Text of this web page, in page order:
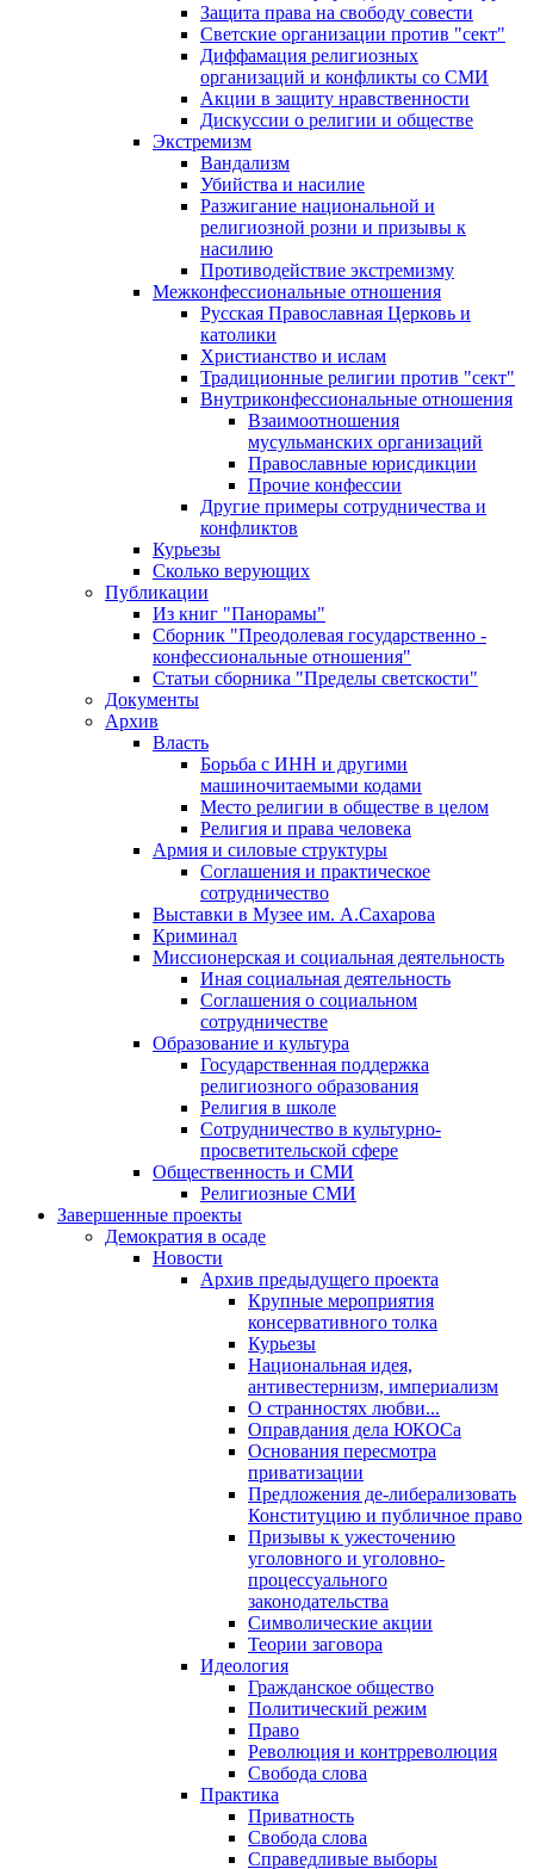
Защита права на свободу совести
Светские организации против "сект"
Диффамация религиозных
организаций и конфликты со СМИ
Акции в защиту нравственности
Дискуссии о религии и обществе
Экстремизм
Вандализм
Убийства и насилие
Разжигание национальной и
религиозной розни и призывы к
насилию
Противодействие экстремизму
Межконфессиональные отношения
Русская Православная Церковь и
католики
Христианство и ислам
Традиционные религии против "сект"
Внутриконфессиональные отношения
Взаимоотношения
мусульманских организаций
Православные юрисдикции
Прочие конфессии
Другие примеры сотрудничества и
конфликтов
Курьезы
Сколько верующих
Публикации
Из книг "Панорамы"
Сборник "Преодолевая государственно -
конфессиональные отношения"
Статьи сборника "Пределы светскости"
Документы
Архив
Власть
Борьба с ИНН и другими
машиночитаемыми кодами
Место религии в обществе в целом
Религия и права человека
Армия и силовые структуры
Соглашения и практическое
сотрудничество
Выставки в Музее им. А.Сахарова
Криминал
Миссионерская и социальная деятельность
Иная социальная деятельность
Соглашения о социальном
сотрудничестве
Образование и культура
Государственная поддержка
религиозного образования
Религия в школе
Сотрудничество в культурно-
просветительской сфере
Общественность и СМИ
Религиозные СМИ
Завершенные проекты
Демократия в осаде
Новости
Архив предыдущего проекта
Крупные мероприятия
консервативного толка
Курьезы
Национальная идея,
антивестернизм, империализм
О странностях любви...
Оправдания дела ЮКОСа
Основания пересмотра
приватизации
Предложения де-либерализовать
Конституцию и публичное право
Призывы к ужесточению
уголовного и уголовно-
процессуального
законодательства
Символические акции
Теории заговора
Идеология
Гражданское общество
Политический режим
Право
Революция и контрреволюция
Свобода слова
Практика
Приватность
Свобода слова
Справедливые выборы